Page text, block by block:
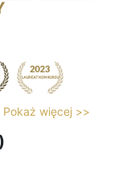
Pokaż więcej >>